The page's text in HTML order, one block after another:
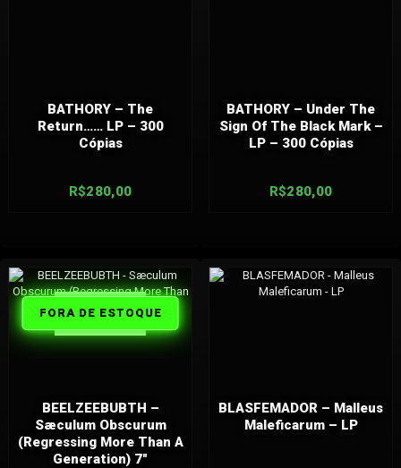
BATHORY – The
Return…… LP – 300
Cópias
R$280,00
BATHORY – Under The
Sign Of The Black Mark –
LP – 300 Cópias
R$280,00
ESTOQUE
FORA DE ESTOQUE
BEELZEEBUBTH –
Sæculum Obscurum
(Regressing More Than A
Generation) 7″
BLASFEMADOR – Malleus
Maleficarum – LP